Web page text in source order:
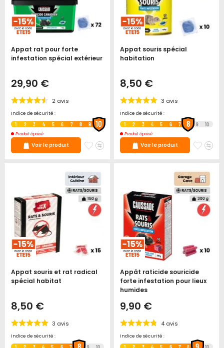
Appat rat pour forte
infestation spécial extérieur
29,90 €
2 avis
Indice de sécurité :
1 2 3 4 5 6 7 8 9 10
Produit épuisé
Voir le produit
Ajouter
favoris
Ajouter
Appat souris spécial
habitation
8,50 €
3 avis
Indice de sécurité :
1 2 3 4 5 6 7 8 9 10
Produit épuisé
Voir le produit
Appat souris et rat radical
spécial habitat
8,50 €
3 avis
Indice de sécurité :
8
Appât raticide souricide
forte infestation pour lieux
humides
9,90 €
4 avis
Indice de sécurité :
9